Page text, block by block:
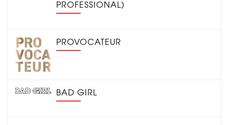
PROFESSIONAL)
PROVOCATEUR
BAD GIRL